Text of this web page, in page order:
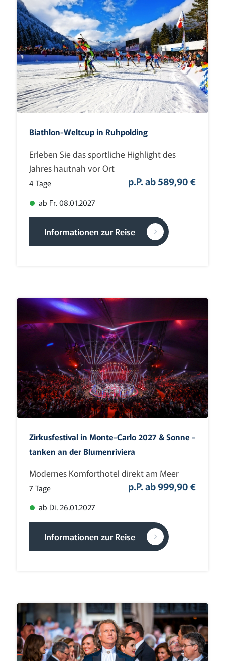
Biathlon-Weltcup in Ruhpolding
Erleben Sie das sportliche Highlight des
Jahres hautnah vor Ort
4 Tage
ab Fr. 08.01.2027
p.P. ab 589,90 €
Informationen zur Reise
Zirkusfestival in Monte-Carlo 2027 & Sonne ­
tanken an der Blumenriviera
Modernes Komforthotel direkt am Meer
7 Tage
ab Di. 26.01.2027
p.P. ab 999,90 €
Informationen zur Reise